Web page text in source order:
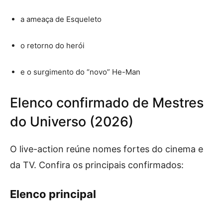
a ameaça de Esqueleto
o retorno do herói
e o surgimento do “novo” He-Man
Elenco confirmado de Mestres
do Universo (2026)
O live-action reúne nomes fortes do cinema e
da TV. Confira os principais confirmados:
Elenco principal